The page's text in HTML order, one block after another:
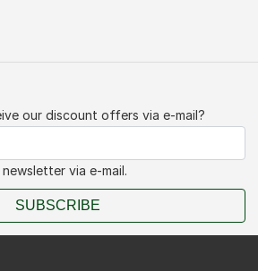
our discount offers via e-mail?
via e-mail.
SUBSCRIBE